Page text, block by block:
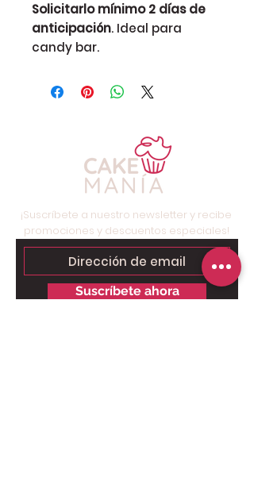
Solicitarlo mínimo 2 días de
anticipación. Ideal para
candy bar.
¡Suscríbete a nuestro newsletter y recibe
promociones y descuentos especiales!
Suscríbete ahora